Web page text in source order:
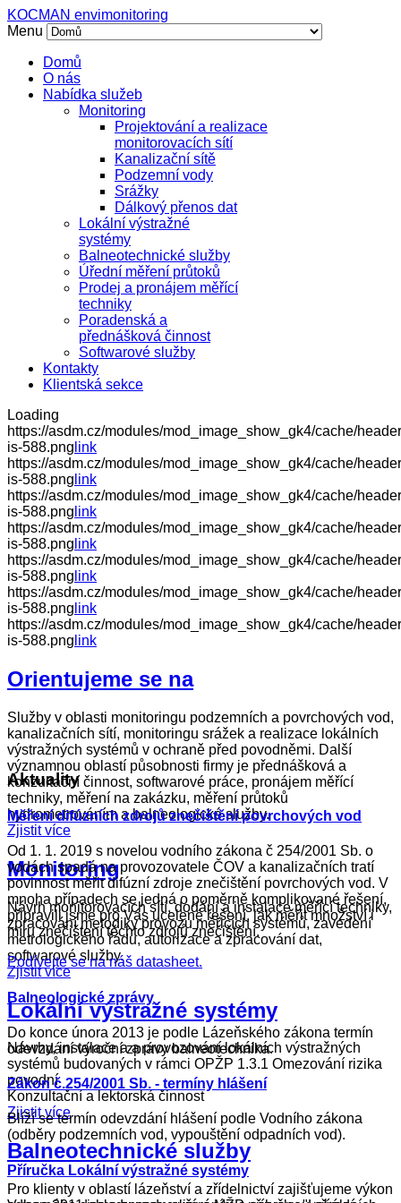
KOCMAN envimonitoring
Menu
Domů
O nás
Nabídka služeb
Monitoring
Projektování a realizace
monitorovacích sítí
Kanalizační sítě
Podzemní vody
Srážky
Dálkový přenos dat
Lokální výstražné
systémy
Balneotechnické služby
Úřední měření průtoků
Prodej a pronájem měřící
techniky
Poradenská a
přednášková činnost
Softwarové služby
Kontakty
Klientská sekce
Loading
https://asdm.cz/modules/mod_image_show_gk4/cache/
is-588.png link
https://asdm.cz/modules/mod_image_show_gk4/cache/
is-588.png link
https://asdm.cz/modules/mod_image_show_gk4/cache/
is-588.png link
https://asdm.cz/modules/mod_image_show_gk4/cache/
is-588.png link
https://asdm.cz/modules/mod_image_show_gk4/cache/
is-588.png link
https://asdm.cz/modules/mod_image_show_gk4/cache/
is-588.png link
https://asdm.cz/modules/mod_image_show_gk4/cache/
is-588.png link
Orientujeme se na
Služby v oblasti monitoringu podzemních a povrchových vod,
kanalizačních sítí, monitoringu srážek a realizace lokálních
výstražných systémů v ochraně před povodněmi. Další
významnou oblastí působnosti firmy je přednášková a
konzultační činnost, softwarové práce, pronájem měřící
techniky, měření na zakázku, měření průtoků
hydrometrováním a balneologické služby.
Zjistit více
Monitoring
Návrh monitorovacích sítí, dodání a instalace měřící techniky,
zpracování metodiky provozu měřicích systémů, zavedení
metrologického řádu, autorizace a zpracování dat,
softwarové služby.
Zjistit více
Lokální výstražné systémy
Návrhy, instalace a a provozování lokálních výstražných
systémů budovaných v rámci OPŽP 1.3.1 Omezování rizika
povodní
Konzultační a lektorská činnost
Zjistit více
Balneotechnické služby
Pro klienty v oblastí lázeňství a zřídelnictví zajišťujeme výkon
Aktuality
Měření difúzních zdrojů znečištění povrchových vod
Od 1. 1. 2019 s novelou vodního zákona č 254/2001 Sb. o
vodách spadá na provozovatele ČOV a kanalizačních tratí
povinnost měřit difúzní zdroje znečištění povrchových vod. V
mnoha případech se jedná o poměrně komplikované řešení,
připravili jsme pro Vás ucelené řešení, jak měřit množství i
míru znečištení těchto zdrojů znečištění.
Podívejte se na náš datasheet.
Balneologické zprávy
Do konce února 2013 je podle Lázeňského zákona termín
odevzdání výroční zprávy balneotechnika.
Zákon č.254/2001 Sb. - termíny hlášení
Blíží se termín odevzdání hlášení podle Vodního zákona
(odběry podzemních vod, vypouštění odpadních vod).
Příručka Lokální výstražné systémy